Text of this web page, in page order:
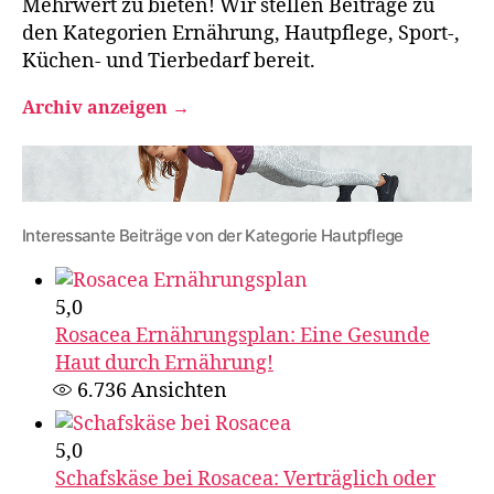
Mehrwert zu bieten! Wir stellen Beiträge zu
den Kategorien Ernährung, Hautpflege, Sport-,
Küchen- und Tierbedarf bereit.
Archiv anzeigen →
Interessante Beiträge von der Kategorie Hautpflege
5,0
Rosacea Ernährungsplan: Eine Gesunde
Haut durch Ernährung!
6.736Ansichten
5,0
Schafskäse bei Rosacea: Verträglich oder